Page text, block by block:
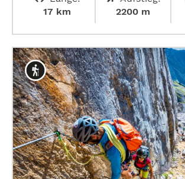
17 km
2200 m